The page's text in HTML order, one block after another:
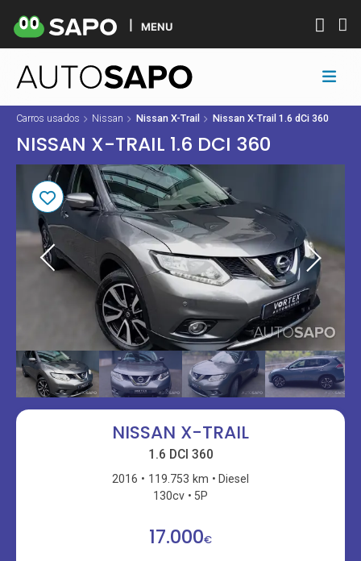
MENU
Carros usados Nissan Nissan X-Trail Nissan X-Trail 1.6 dCi 360
NISSAN X-TRAIL 1.6 DCI 360
NISSAN X-TRAIL
1.6 DCI 360
2016 119.753 km
Diesel
130cv
5P
17.000€